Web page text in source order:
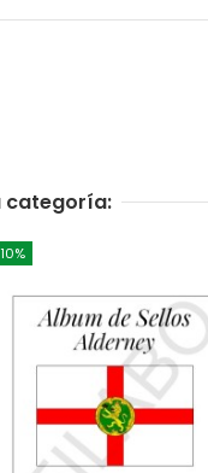
categoría: